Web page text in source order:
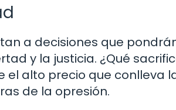
a decisiones que
y la justicia. ¿Qué
el alto precio que conlleva
de la opresión.